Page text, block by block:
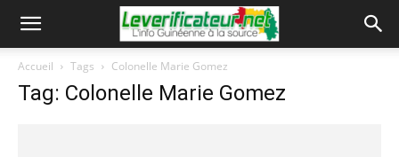
Accueil Tags Colonelle Marie Gomez
Tag: Colonelle Marie Gomez